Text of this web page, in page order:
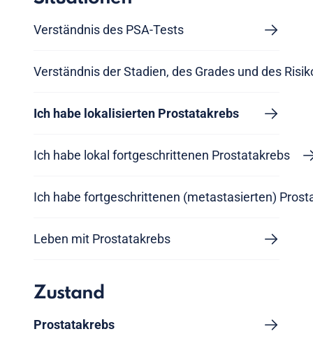
Verständnis des PSA-Tests
Verständnis der Stadien, des Grades und des
Ich habe lokalisierten Prostatakrebs
Ich habe lokal fortgeschrittenen Prostatakrebs
Ich habe fortgeschrittenen (metastasierten)
Leben mit Prostatakrebs
Zustand
Prostatakrebs